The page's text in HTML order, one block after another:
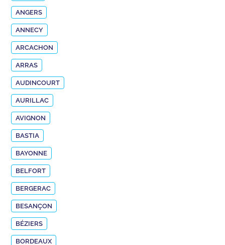
ANGERS
ANNECY
ARCACHON
ARRAS
AUDINCOURT
AURILLAC
AVIGNON
BASTIA
BAYONNE
BELFORT
BERGERAC
BESANÇON
BÉZIERS
BORDEAUX